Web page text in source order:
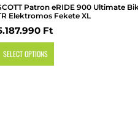
Patron eRIDE 900 Ultimate
Elektromos Fekete XL
Ft
SELECT OPTIONS